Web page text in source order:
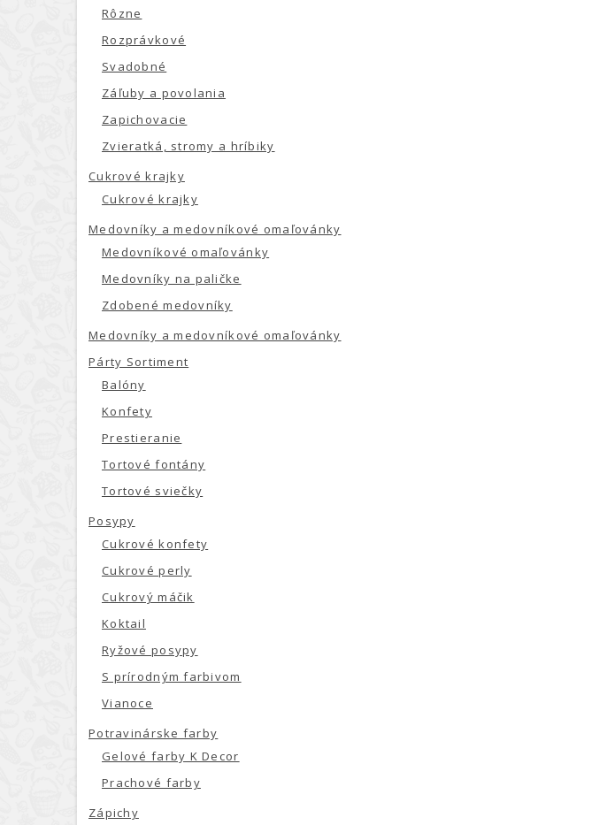
Rôzne
Rozprávkové
Svadobné
Záľuby a povolania
Zapichovacie
Zvieratká, stromy a hríbiky
Cukrové krajky
Cukrové krajky
Medovníky a medovníkové omaľovánky
Medovníkové omaľovánky
Medovníky na paličke
Zdobené medovníky
Medovníky a medovníkové omaľovánky
Párty Sortiment
Balóny
Konfety
Prestieranie
Tortové fontány
Tortové sviečky
Posypy
Cukrové konfety
Cukrové perly
Cukrový máčik
Koktail
Ryžové posypy
S prírodným farbivom
Vianoce
Potravinárske farby
Gelové farby K Decor
Prachové farby
Zápichy